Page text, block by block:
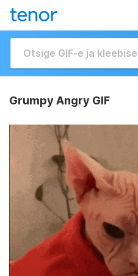
Grumpy Angry GIF